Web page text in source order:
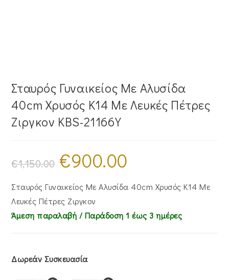
Σταυρός Γυναικείος Με Αλυσίδα
40cm Χρυσός Κ14 Με Λευκές Πέτρες
Ζιργκον KBS-21166Y
€1,150.00
Original
price
was:
€900.00
€900.00.
Σταυρός Γυναικείος Με Αλυσίδα 40cm Χρυσός Κ14 Με
Λευκές Πέτρες Ζιργκον
Άμεση παραλαβή / Παράδoση 1 έως 3 ημέρες
Δωρεάν Συσκευασία